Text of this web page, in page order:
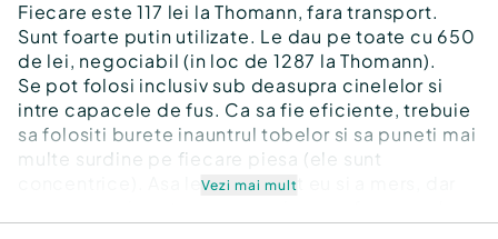
Fiecare este 117 lei la Thomann, fara transport.
Sunt foarte putin utilizate. Le dau pe toate cu 650
de lei, negociabil (in loc de 1287 la Thomann).
Se pot folosi inclusiv sub deasupra cinelelor si
intre capacele de fus. Ca sa fie eficiente, trebuie
sa folositi burete inauntrul tobelor si sa puneti mai
multe surdine pe fiecare piesa (ele sunt
concentrice). Asa le-am folosit eu si a mers, dar
Vezi mai mult